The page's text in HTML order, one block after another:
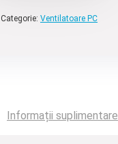
Categorie: Ventilatoare PC
Informații suplimentare